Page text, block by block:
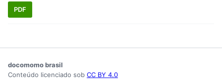
PDF
docomomo brasil
Conteúdo licenciado sob CC BY 4.0